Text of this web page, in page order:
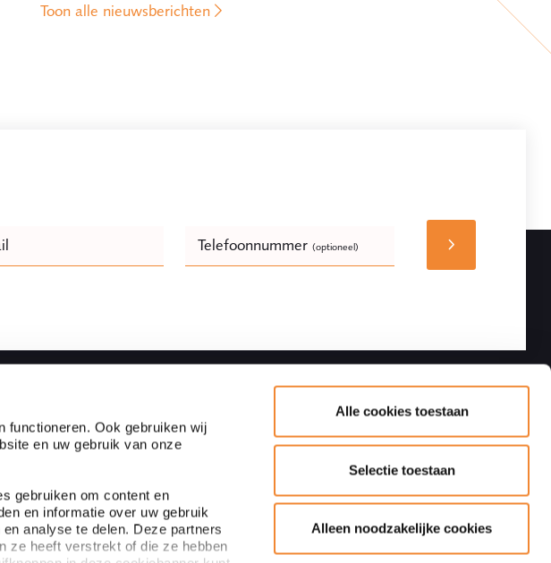
functioneren. Ook gebruiken wij
en uw gebruik van onze
gebruiken om content en
en informatie over uw gebruik
analyse te delen. Deze partners
ze heeft verstrekt of die ze hebben
Alle cookies toestaan
Selectie toestaan
Alleen noodzakelijke cookies
Toon alle nieuwsberichten
Telefoonnummer (optioneel)
Ploum
Inschrijven nieuwsbrief
Contactgegevens
Adres
Blaak 28
+31 10 440 64 40
info@ploum.nl